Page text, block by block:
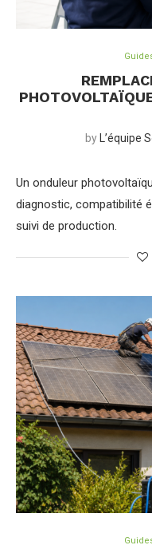
by L’équipe
Un onduleur
diagnostic, compatibilité
suivi de production.